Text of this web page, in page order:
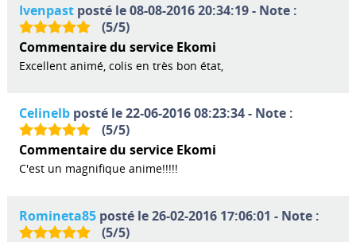
Ivenpastposté le 08-08-2016 20:34:19 - Note :
(5/5)
Commentaire du service Ekomi
Excellent animé, colis en très bon état,
Celinelbposté le 22-06-2016 08:23:34 - Note :
(5/5)
Commentaire du service Ekomi
C'est un magnifique anime!!!!!
Romineta85posté le 26-02-2016 17:06:01 - Note :
(5/5)